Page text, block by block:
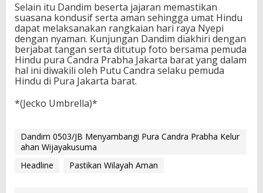
Selain itu Dandim beserta jajaran memastikan
suasana kondusif serta aman sehingga umat Hindu
dapat melaksanakan rangkaian hari raya Nyepi
dengan nyaman. Kunjungan Dandim diakhiri dengan
berjabat tangan serta ditutup foto bersama pemuda
Hindu pura Candra Prabha Jakarta barat yang dalam
hal ini diwakili oleh Putu Candra selaku pemuda
Hindu di Pura Jakarta barat.
*(Jecko Umbrella)*
Dandim 0503/JB Menyambangi Pura Candra Prabha Kelur
ahan Wijayakusuma
Headline
Pastikan Wilayah Aman